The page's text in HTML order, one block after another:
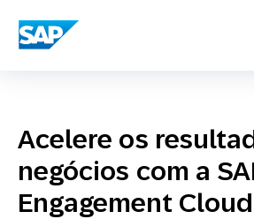
SAP ENGAGEMENT CLOUD
Acelere os
negócios com a
Engagement Cloud